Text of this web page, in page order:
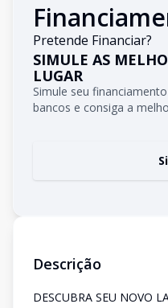
Pretende Financiar?
SIMULE AS
LUGAR
Simule seu
bancos e consiga a
Descrição
DESCUBRA SEU NOVO